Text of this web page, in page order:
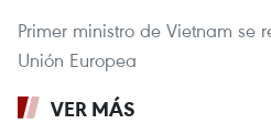
Primer ministro de Vietnam se
Unión Europea
VER MÁS